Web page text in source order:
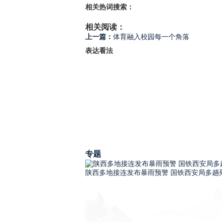
相关热词搜索：
相关阅读：
上一篇： 体育融入校园每一个角落
表达看法
专题
陕西多地接连发布暴雨预警 国铁西安局多趟